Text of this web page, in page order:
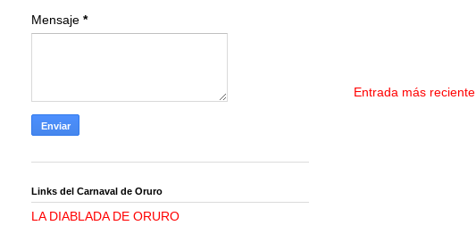
Entrada más reciente
Mensaje *
Links del Carnaval de Oruro
LA DIABLADA DE ORURO